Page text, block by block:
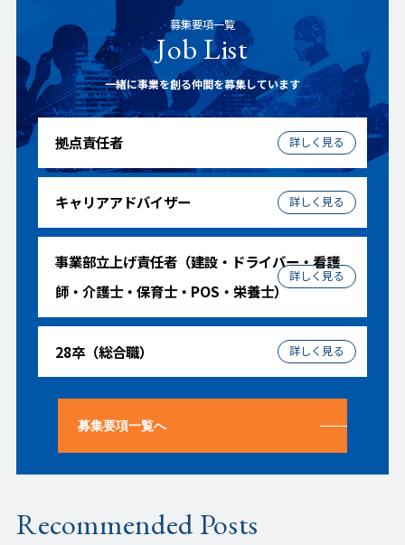
募集要項一覧
Job List
一緒に事業を創る仲間を募集しています
拠点責任者
キャリアアドバイザー
事業部立上げ責任者（建設・ドライバー・看護
師・介護士・保育士・POS・栄養士）
28卒（総合職）
募集要項一覧へ
Recommended Posts